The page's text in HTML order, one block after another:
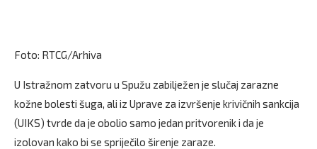
Foto: RTCG/Arhiva
U Istražnom zatvoru u Spužu zabilježen je slučaj zarazne
kožne bolesti šuga, ali iz Uprave za izvršenje krivičnih sankcija
(UIKS) tvrde da je obolio samo jedan pritvorenik i da je
izolovan kako bi se spriječilo širenje zaraze.